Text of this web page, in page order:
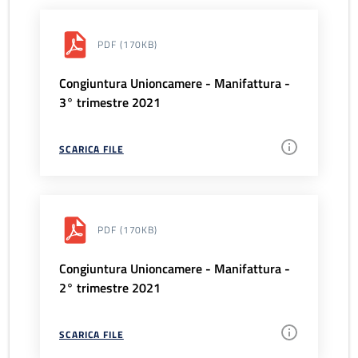
PDF (170KB)
Congiuntura Unioncamere - Manifattura -
3° trimestre 2021
SCARICA FILE
PDF (170KB)
Congiuntura Unioncamere - Manifattura -
2° trimestre 2021
SCARICA FILE